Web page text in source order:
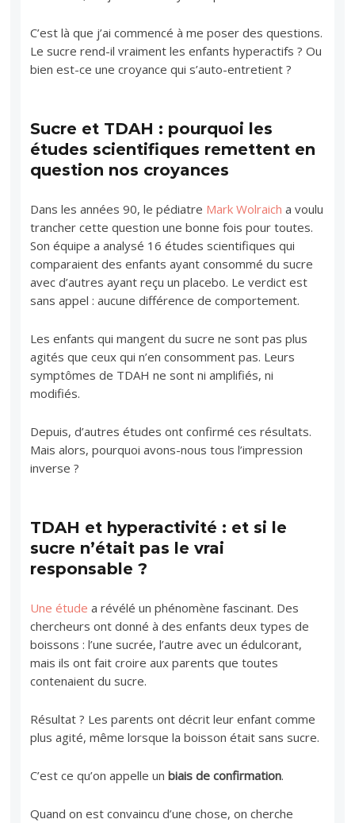
C’est là que j’ai commencé à me poser des questions.
Le sucre rend-il vraiment les enfants hyperactifs ? Ou
bien est-ce une croyance qui s’auto-entretient ?
Sucre et TDAH : pourquoi les
études scientifiques remettent en
question nos croyances
Dans les années 90, le pédiatre Mark Wolraich a voulu
trancher cette question une bonne fois pour toutes.
Son équipe a analysé 16 études scientifiques qui
comparaient des enfants ayant consommé du sucre
avec d’autres ayant reçu un placebo. Le verdict est
sans appel : aucune différence de comportement.
Les enfants qui mangent du sucre ne sont pas plus
agités que ceux qui n’en consomment pas. Leurs
symptômes de TDAH ne sont ni amplifiés, ni
modifiés.
Depuis, d’autres études ont confirmé ces résultats.
Mais alors, pourquoi avons-nous tous l’impression
inverse ?
TDAH et hyperactivité : et si le
sucre n’était pas le vrai
responsable ?
Une étude a révélé un phénomène fascinant. Des
chercheurs ont donné à des enfants deux types de
boissons : l’une sucrée, l’autre avec un édulcorant,
mais ils ont fait croire aux parents que toutes
contenaient du sucre.
Résultat ? Les parents ont décrit leur enfant comme
plus agité, même lorsque la boisson était sans sucre.
C’est ce qu’on appelle unbiais de confirmation.
Quand on est convaincu d’une chose, on cherche